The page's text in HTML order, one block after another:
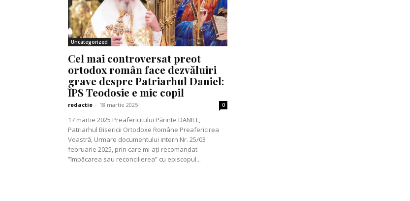
Uncategorized
Cel mai controversat preot
ortodox român face dezvăluiri
grave despre Patriarhul Daniel:
ÎPS Teodosie e mic copil
redactie - 18 martie 2025 0
17 martie 2025 Preafericitului Părinte DANIEL,
Patriarhul Bisericii Ortodoxe Române Preafericirea
Voastră, Urmare documentului intern Nr. 25/03
februarie 2025, prin care mi-ați recomandat
”împăcarea sau reconcilierea” cu episcopul...